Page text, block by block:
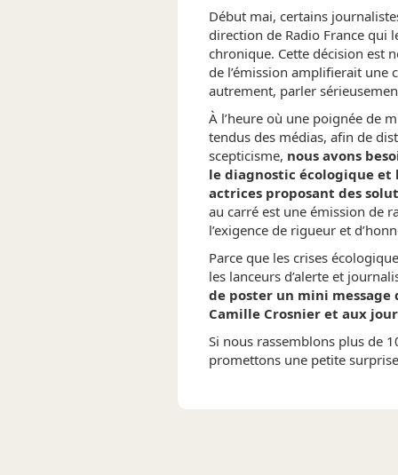
Début mai, certains
direction de Radio France qui
chronique. Cette décision est
de l’émission amplifierait une
autrement, parler
À l’heure où une poignée de
tendus des médias, afin de
scepticisme, nous avons
le diagnostic écologique et
actrices proposant des
au carré est une émission de
l’exigence de rigueur et
Parce que les crises
les lanceurs d’alerte et
de poster un mini
Camille Crosnier et aux
Si nous rassemblons plus de
promettons une petite